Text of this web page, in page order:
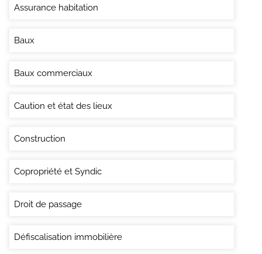
Assurance habitation
Baux
Baux commerciaux
Caution et état des lieux
Construction
Copropriété et Syndic
Droit de passage
Défiscalisation immobilière